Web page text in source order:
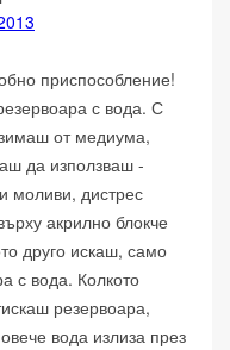
приспособление!
с вода. С
от медиума,
да използваш -
моливи, дистрес
акрилно блокче
друго искаш, само
с вода. Колкото
резервоара,
вода излиза през